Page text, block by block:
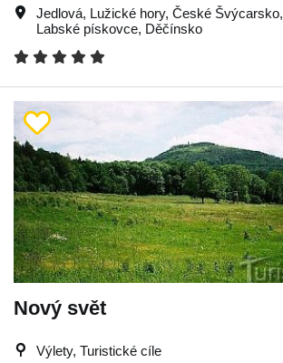
Jedlová, Lužické hory, České Švýcarsko,
Labské pískovce, Děčínsko
Nový svět
Výlety, Turistické cíle